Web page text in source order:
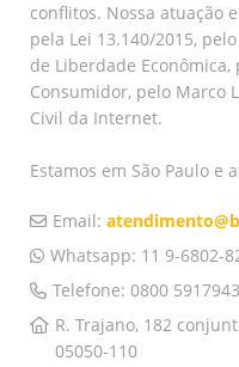
conflitos. Nossa atuação
pela Lei 13.140/2015,
de Liberdade
Consumidor, pelo Marco
Civil da Internet.
Estamos em São Paulo e
Email:
Whatsapp: 11 9-6802-
Telefone: 0800
R. Trajano, 182
05050-110